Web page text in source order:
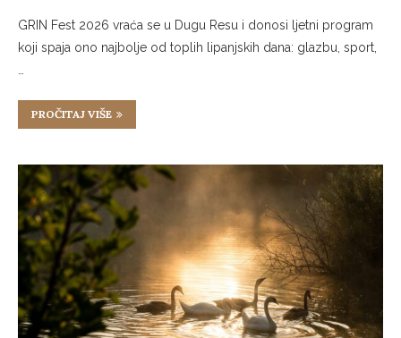
GRIN Fest 2026 vraća se u Dugu Resu i donosi ljetni program
koji spaja ono najbolje od toplih lipanjskih dana: glazbu, sport,
PROČITAJ VIŠE